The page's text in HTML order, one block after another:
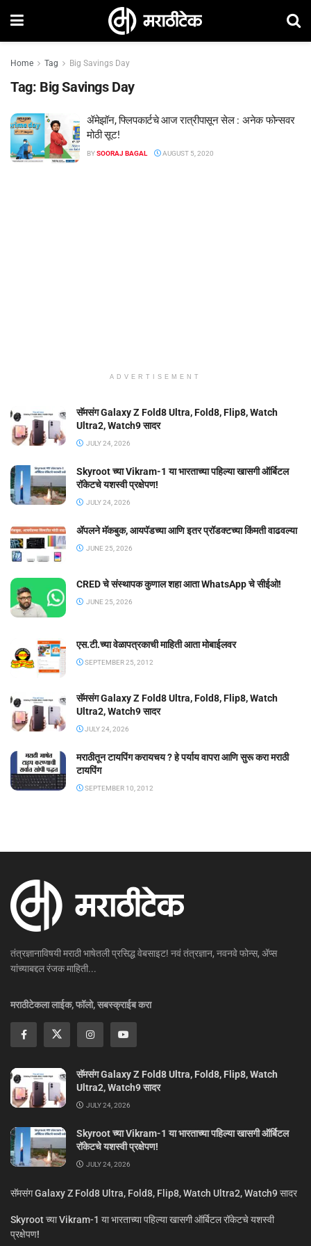
Home Tag Big Savings Day
Tag: Big Savings Day
ॲमेझॉन, फ्लिपकार्टचे आज रात्रीपासून सेल : अनेक फोन्सवर
मोठी सूट!
BYSOORAJ BAGAL AUGUST 5, 2020
ADVERTISEMENT
सॅमसंग Galaxy Z Fold8 Ultra, Fold8, Flip8, Watch
Ultra2, Watch9 सादर
JULY 24, 2026
Skyroot च्या Vikram-1 या भारताच्या पहिल्या खासगी ऑर्बिटल
रॉकेटचे यशस्वी प्रक्षेपण!
JULY 24, 2026
ॲपलने मॅकबुक, आयपॅडच्या आणि इतर प्रॉडक्टच्या किंमती वाढवल्या
JUNE 25, 2026
CRED चे संस्थापक कुणाल शहा आता WhatsApp चे सीईओ!
JUNE 25, 2026
एस.टी.च्या वेळापत्रकाची माहिती आता मोबाईलवर
SEPTEMBER 25, 2012
सॅमसंग Galaxy Z Fold8 Ultra, Fold8, Flip8, Watch
Ultra2, Watch9 सादर
JULY 24, 2026
मराठीतून टायपिंग करायचय ? हे पर्याय वापरा आणि सुरू करा मराठी
टायपिंग
SEPTEMBER 10, 2012
तंत्रज्ञानाविषयी मराठी भाषेतली प्रसिद्ध वेबसाइट! नवं तंत्रज्ञान, नवनवे फोन्स, ॲप्स
यांच्याबद्दल रंजक माहिती...
मराठीटेकला लाईक, फॉलो, सबस्क्राईब करा
सॅमसंग Galaxy Z Fold8 Ultra, Fold8, Flip8, Watch
Ultra2, Watch9 सादर
JULY 24, 2026
Skyroot च्या Vikram-1 या भारताच्या पहिल्या खासगी ऑर्बिटल
रॉकेटचे यशस्वी प्रक्षेपण!
JULY 24, 2026
सॅमसंग Galaxy Z Fold8 Ultra, Fold8, Flip8, Watch Ultra2, Watch9 सादर
Skyroot च्या Vikram-1 या भारताच्या पहिल्या खासगी ऑर्बिटल रॉकेटचे यशस्वी
प्रक्षेपण!